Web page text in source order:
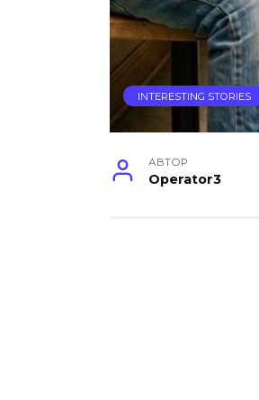
INTERESTING STORIES
АВТОР
Operator3